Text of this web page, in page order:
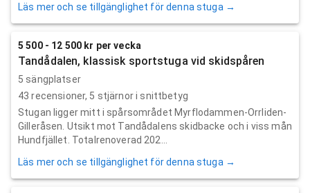
Läs mer och se tillgänglighet för denna stuga →
5 500 - 12 500 kr per vecka
Tandådalen, klassisk sportstuga vid skidspåren
5 sängplatser
43 recensioner, 5 stjärnor i snittbetyg
Stugan ligger mitt i spårsområdet Myrflodammen-Orrliden-
Gilleråsen. Utsikt mot Tandådalens skidbacke och i viss mån
Hundfjället. Totalrenoverad 202...
Läs mer och se tillgänglighet för denna stuga →